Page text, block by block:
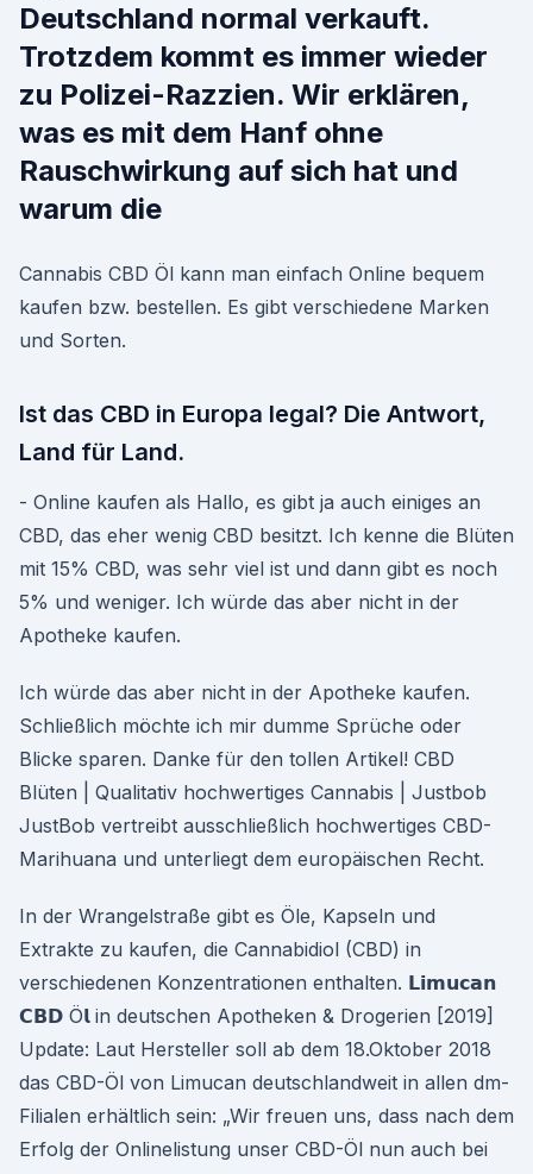
Deutschland normal verkauft.
Trotzdem kommt es immer wieder
zu Polizei-Razzien. Wir erklären,
was es mit dem Hanf ohne
Rauschwirkung auf sich hat und
warum die
Cannabis CBD Öl kann man einfach Online bequem
kaufen bzw. bestellen. Es gibt verschiedene Marken
und Sorten.
Ist das CBD in Europa legal? Die Antwort,
Land für Land.
- Online kaufen als Hallo, es gibt ja auch einiges an
CBD, das eher wenig CBD besitzt. Ich kenne die Blüten
mit 15% CBD, was sehr viel ist und dann gibt es noch
5% und weniger. Ich würde das aber nicht in der
Apotheke kaufen.
Ich würde das aber nicht in der Apotheke kaufen.
Schließlich möchte ich mir dumme Sprüche oder
Blicke sparen. Danke für den tollen Artikel! CBD
Blüten | Qualitativ hochwertiges Cannabis | Justbob
JustBob vertreibt ausschließlich hochwertiges CBD-
Marihuana und unterliegt dem europäischen Recht.
In der Wrangelstraße gibt es Öle, Kapseln und
Extrakte zu kaufen, die Cannabidiol (CBD) in
verschiedenen Konzentrationen enthalten. 𝗟𝗶𝗺𝘂𝗰𝗮𝗻
𝗖𝗕𝗗 Ö𝗹 in deutschen Apotheken & Drogerien [2019]
Update: Laut Hersteller soll ab dem 18.Oktober 2018
das CBD-Öl von Limucan deutschlandweit in allen dm-
Filialen erhältlich sein: „Wir freuen uns, dass nach dem
Erfolg der Onlinelistung unser CBD-Öl nun auch bei